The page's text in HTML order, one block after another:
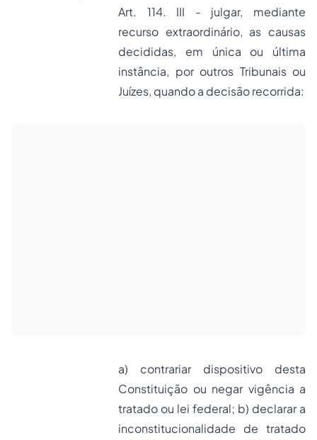
Art. 114. III - julgar, mediante
recurso extraordinário, as causas
decididas, em única ou última
instância, por outros Tribunais ou
Juízes, quando a decisão recorrida:
a) contrariar dispositivo desta
Constituição ou negar vigência a
tratado ou lei federal; b) declarar a
inconstitucionalidade de tratado